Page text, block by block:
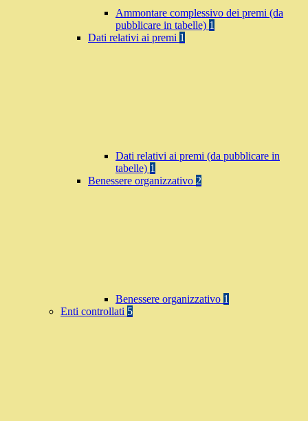
Ammontare complessivo dei premi (da
pubblicare in tabelle) 1
Dati relativi ai premi 1
Dati relativi ai premi (da pubblicare in
tabelle) 1
Benessere organizzativo 2
Benessere organizzativo 1
Enti controllati 5